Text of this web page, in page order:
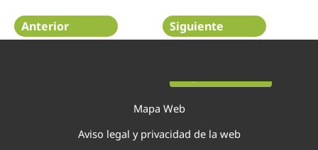
Anterior Siguiente
Mapa Web
Aviso legal y privacidad de la web